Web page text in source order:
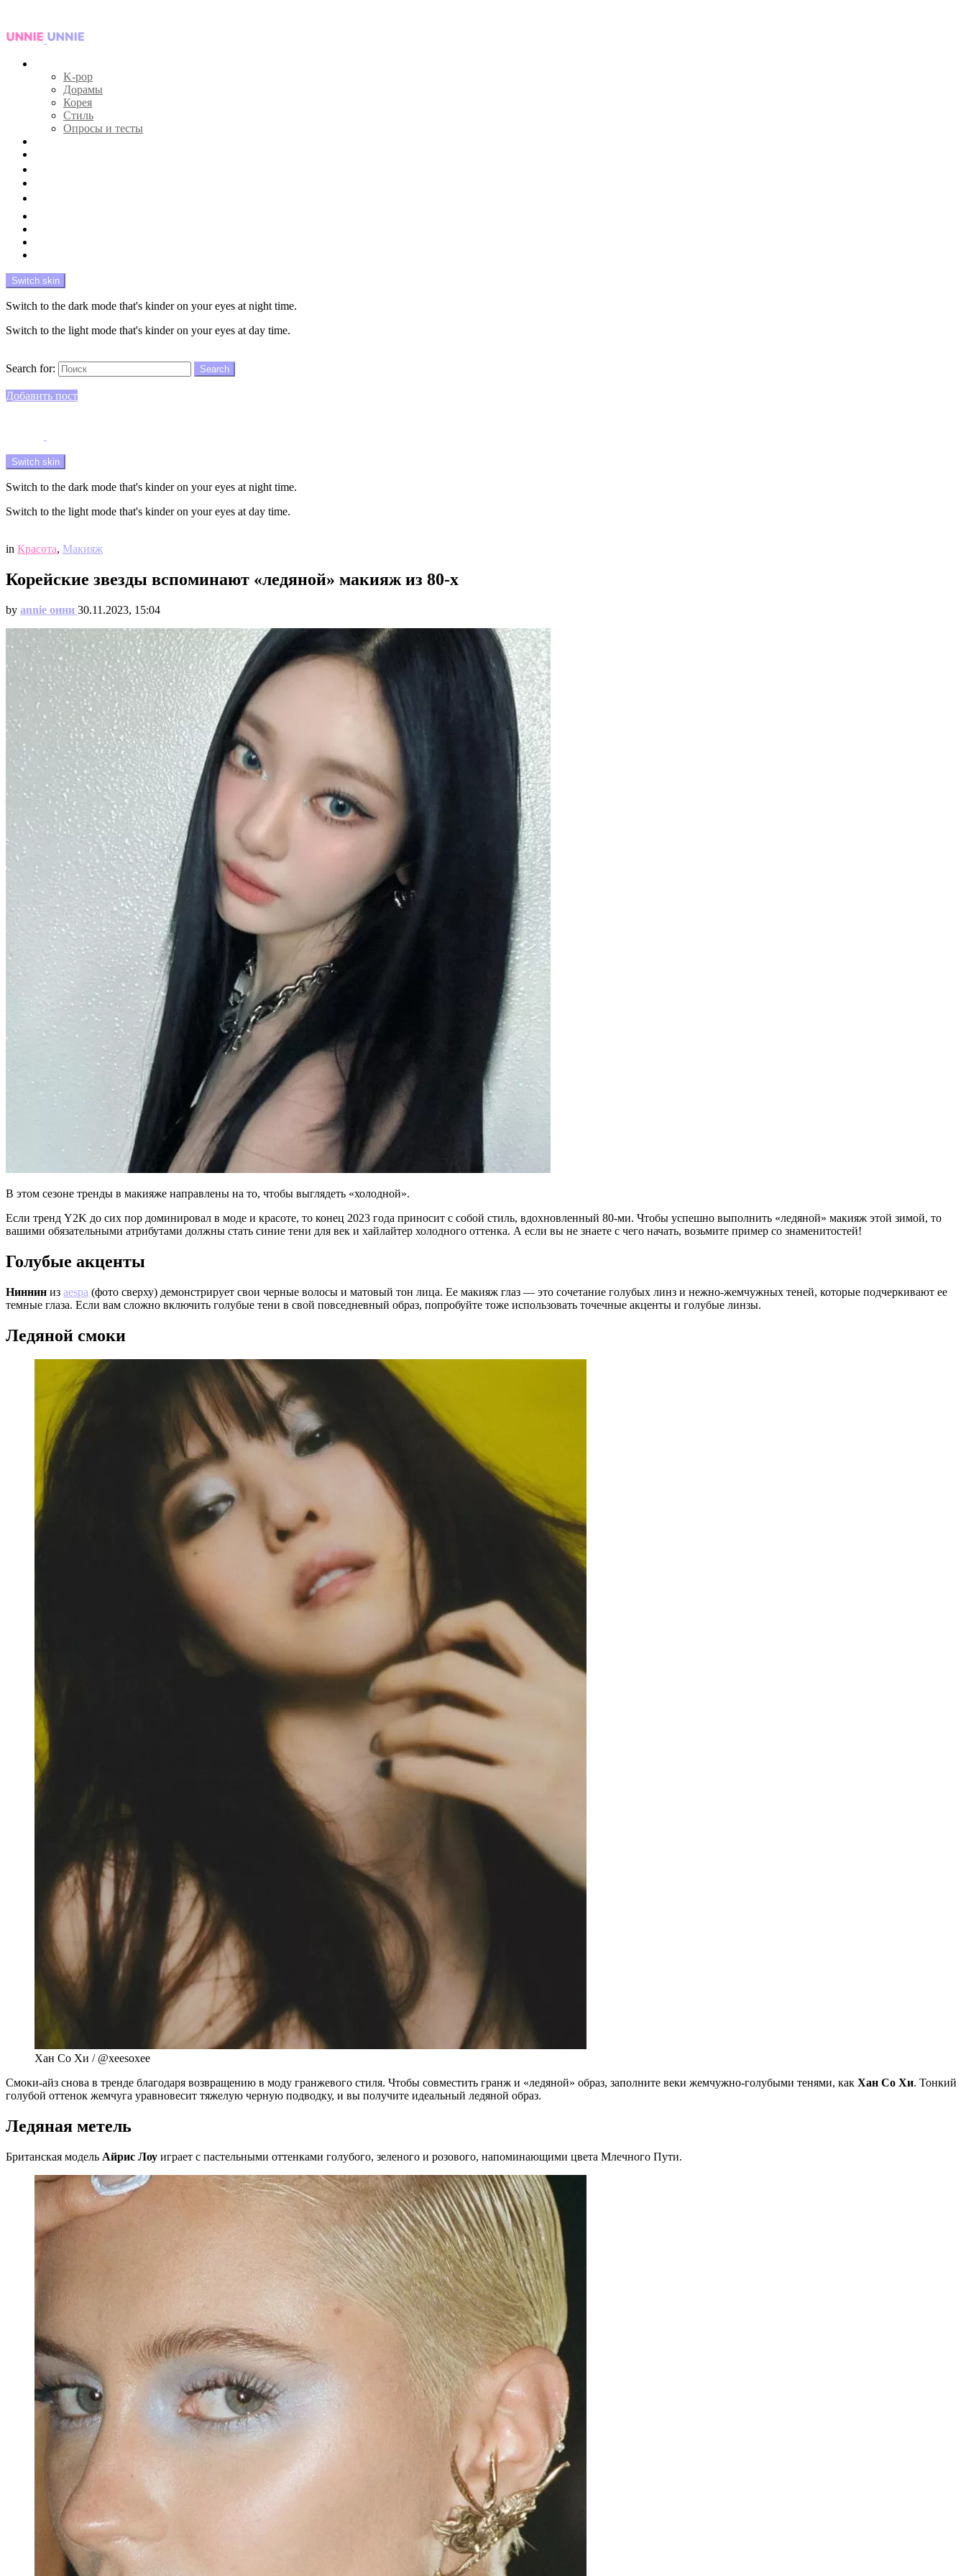
K-pop
Дорамы
Корея
Стиль
Опросы и тесты
Switch skin
Switch to the dark mode that's kinder on your eyes at night time.
Switch to the light mode that's kinder on your eyes at day time.
Search for:
Search
Добавить пост
Switch skin
Switch to the dark mode that's kinder on your eyes at night time.
Switch to the light mode that's kinder on your eyes at day time.
in Красота, Макияж
Корейские звезды вспоминают «ледяной» макияж из 80-х
by annie онни 30.11.2023, 15:04
В этом сезоне тренды в макияже направлены на то, чтобы выглядеть «холодной».
Если тренд Y2K до сих пор доминировал в моде и красоте, то конец 2023 года приносит с собой стиль, вдохновленный 80-ми. Чтобы успешно выполнить «ледяной» макияж этой зимой, то
вашими обязательными атрибутами должны стать синие тени для век и хайлайтер холодного оттенка. А если вы не знаете с чего начать, возьмите пример со знаменитостей!
Голубые акценты
Ниннин из aespa (фото сверху) демонстрирует свои черные волосы и матовый тон лица. Ее макияж глаз — это сочетание голубых линз и нежно-жемчужных теней, которые подчеркивают ее
темные глаза. Если вам сложно включить голубые тени в свой повседневный образ, попробуйте тоже использовать точечные акценты и голубые линзы.
Ледяной смоки
Хан Со Хи / @xeesoxee
Смоки-айз снова в тренде благодаря возвращению в моду гранжевого стиля. Чтобы совместить гранж и «ледяной» образ, заполните веки жемчужно-голубыми тенями, как Хан Со Хи. Тонкий
голубой оттенок жемчуга уравновесит тяжелую черную подводку, и вы получите идеальный ледяной образ.
Ледяная метель
Британская модель Айрис Лоу играет с пастельными оттенками голубого, зеленого и розового, напоминающими цвета Млечного Пути.